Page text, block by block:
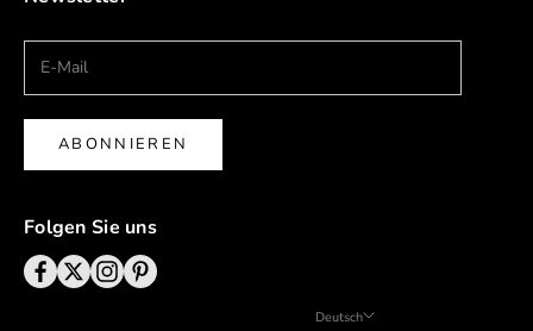
ABONNIEREN
Folgen Sie uns
Deutsch